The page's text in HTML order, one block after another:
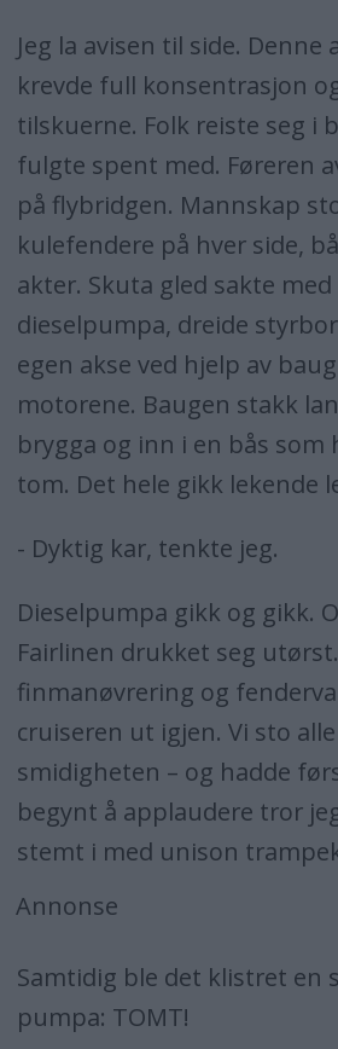
Jeg la avisen til side. Denne
krevde full konsentrasjon
tilskuerne. Folk reiste seg i
fulgte spent med. Føreren
på flybridgen. Mannskap
kulefendere på hver side,
akter. Skuta gled sakte
dieselpumpa, dreide
egen akse ved hjelp av
motorene. Baugen stakk
brygga og inn i en bås som
tom. Det hele gikk lekende
- Dyktig kar, tenkte jeg.
Dieselpumpa gikk og gikk.
Fairlinen drukket seg
finmanøvrering og
cruiseren ut igjen. Vi sto
smidigheten – og hadde
begynt å applaudere tror
stemt i med unison
Annonse
Samtidig ble det klistret en
pumpa: TOMT!